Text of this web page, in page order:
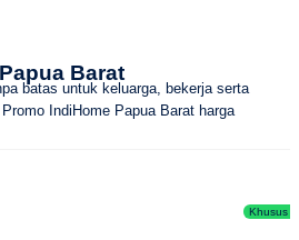
Barat
batas untuk keluarga, bekerja serta
IndiHome Papua Barat harga
Khusus